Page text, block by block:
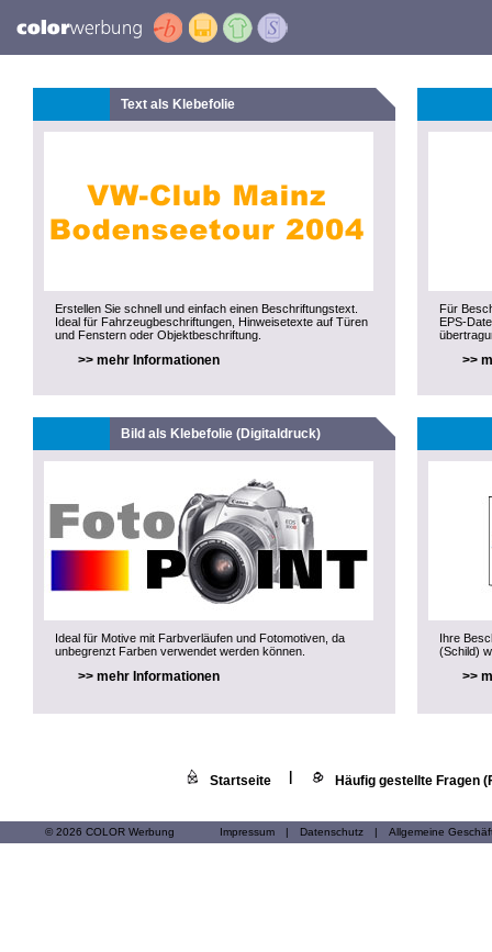
Text als Klebefolie
Erstellen Sie schnell und einfach einen Beschriftungstext.
Ideal für Fahrzeugbeschriftungen, Hinweisetexte auf Türen
und Fenstern oder Objektbeschriftung.
>> mehr Informationen
Für
EPS-
>>
Bild als Klebefolie (Digitaldruck)
Ideal für Motive mit Farbverläufen und Fotomotiven, da
unbegrenzt Farben verwendet werden können.
>> mehr Informationen
Ihre
(Schild)
>>
Startseite Häufig gestellte Fragen
© 2026 COLOR Werbung Impressum | Datenschutz | Allgemeine